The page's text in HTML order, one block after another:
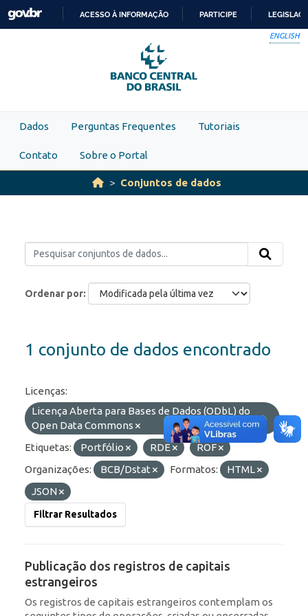
Skip to main content
PARA
O
CONTEÚDO
ACESSO À INFORMAÇÃO PARTICIPE
ENGLISH
Dados Perguntas Frequentes Tutoriais
Contato Sobre o Portal
Conjuntos de dados
Ordenar por
1 conjunto de dados encontrado
Licenças:
Licença Aberta para Bases de Dados (ODbL) do
Open Data Commons
Etiquetas:
Portfólio RDE
ROF
Organizações:
BCB/Dstat Formatos:
HTML
JSON
Filtrar Resultados
Publicação dos registros de capitais
estrangeiros
Os registros de capitais estrangeiros contemplam os